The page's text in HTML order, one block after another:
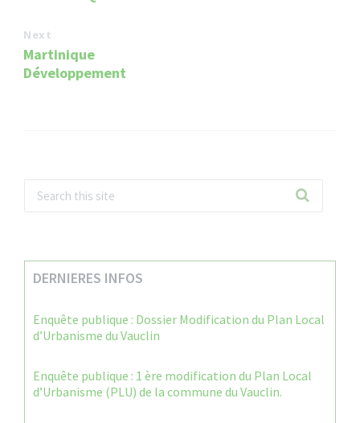
Next
Martinique
Développement
DERNIERES INFOS
Enquête publique : Dossier Modification du Plan Local
d’Urbanisme du Vauclin
Enquête publique : 1 ère modification du Plan Local
d’Urbanisme (PLU) de la commune du Vauclin.